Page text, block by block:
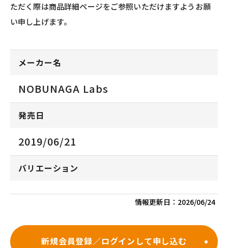
ただく際は商品詳細ページをご参照いただけますようお願
い申し上げます。
メーカー名
NOBUNAGA Labs
発売日
2019/06/21
バリエーション
情報更新日： 2026/06/24
新規会員登録／ログインして申し込む